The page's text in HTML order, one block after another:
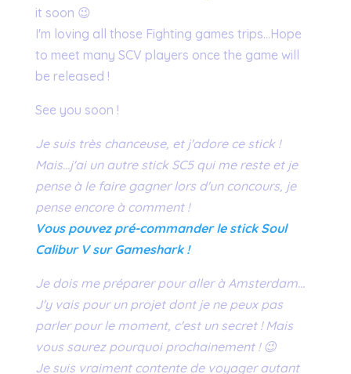
it soon 😉
I'm loving all those Fighting games trips…Hope
to meet many SCV players once the game will
be released !
See you soon !
Je suis très chanceuse, et j'adore ce stick !
Mais…j'ai un autre stick SC5 qui me reste et je
pense à le faire gagner lors d'un concours, je
pense encore à comment !
Vous pouvez pré-commander le stick Soul
Calibur V sur Gameshark !
Je dois me préparer pour aller à Amsterdam…
J'y vais pour un projet dont je ne peux pas
parler pour le moment, c'est un secret ! Mais
vous saurez pourquoi prochainement ! 😉
Je suis vraiment contente de voyager autant